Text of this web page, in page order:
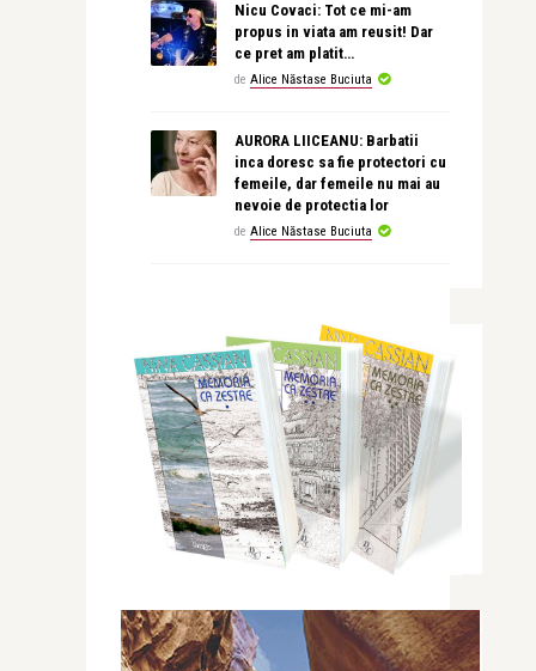
Nicu Covaci: Tot ce mi-am
propus in viata am reusit! Dar
ce pret am platit…
de Alice Năstase Buciuta
AURORA LIICEANU: Barbatii
inca doresc sa fie protectori cu
femeile, dar femeile nu mai au
nevoie de protectia lor
de Alice Năstase Buciuta